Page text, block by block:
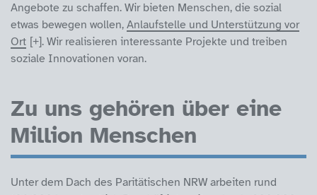
Angebote zu schaffen. Wir bieten Menschen, die sozial
etwas bewegen wollen, Anlaufstelle und Unterstützung vor
Ort
. Wir realisieren interessante Projekte und treiben
soziale Innovationen voran.
Zu uns gehören über eine
Million Menschen
Unter dem Dach des Paritätischen NRW arbeiten rund